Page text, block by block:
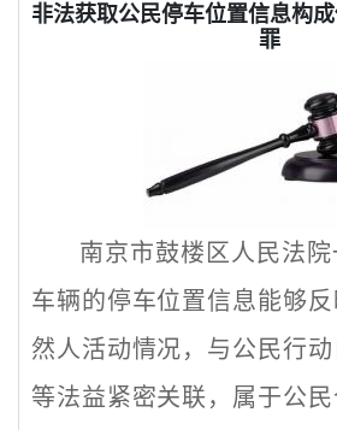
非法获取公民停车位置信息构
罪
南京市鼓楼区人民法
车辆的停车位置信息能够
然人活动情况，与公民行
等法益紧密关联，属于公